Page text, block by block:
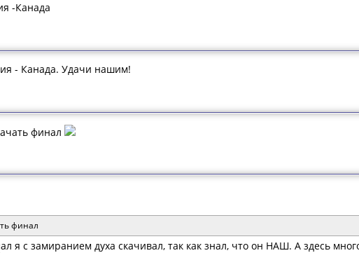
-Канада
- Канада. Удачи нашим!
финал
финал
я с замиранием духа скачивал, так как знал, что он НАШ. А здесь